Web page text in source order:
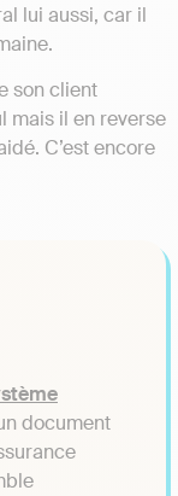
lui aussi, car il
son client
mais il en reverse
C’est encore
document